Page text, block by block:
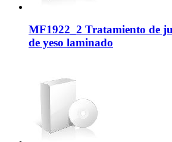
MF1922_2 Tratamiento de
de yeso laminado